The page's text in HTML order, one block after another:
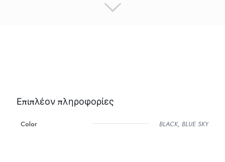
Επιπλέον πληροφορίες
Color BLACK, BLUE SKY